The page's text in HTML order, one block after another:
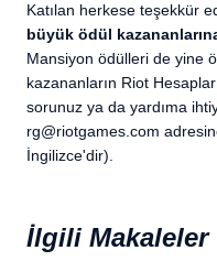
Katılan herkese teşekkür
büyük ödül
Mansiyon ödülleri de yine
kazananların Riot
sorunuz ya da yardıma
rg@riotgames.com
İngilizce'dir).
İlgili Makaleler